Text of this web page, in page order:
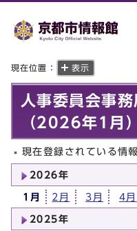
現在位置： 表示
人事委員会事
（2026年1月）
現在登録されている情
2026年
1月 2月 3月 4月
2025年